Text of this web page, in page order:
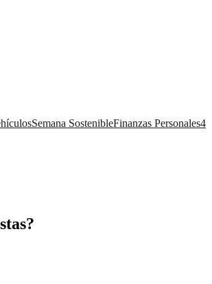
Semana SostenibleFinanzas Personales4